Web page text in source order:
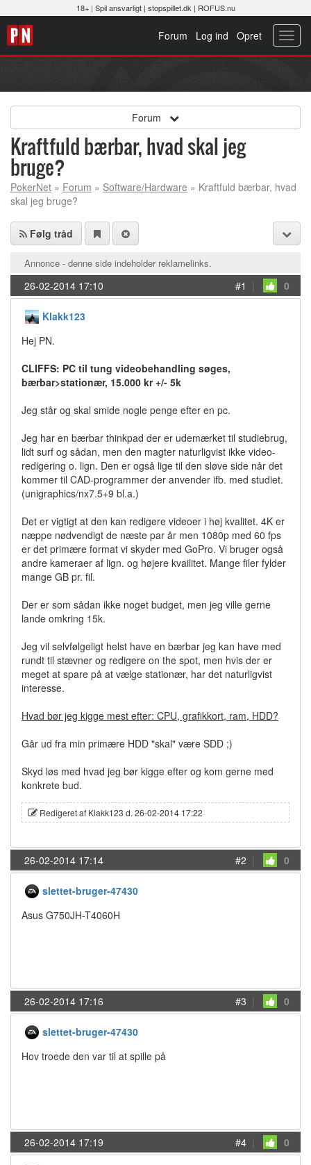
18+ | Spil ansvarligt| stopspillet.dk | ROFUS.nu
Opret
Log ind
Forum
Forum
Kraftfuld bærbar, hvad skal jeg
bruge?
PokerNet » Forum » Software/Hardware » Kraftfuld bærbar, hvad
skal jeg bruge?
Følg tråd
Annonce - denne side indeholder reklamelinks.
26-02-2014 17:10 #1 | 0
Klakk123
Hej PN.
CLIFFS: PC til tung videobehandling søges,
bærbar>stationær, 15.000 kr +/- 5k
Jeg står og skal smide nogle penge efter en pc.
Jeg har en bærbar thinkpad der er udemærket til studiebrug,
lidt surf og sådan, men den magter naturligvist ikke video-
redigering o. lign. Den er også lige til den sløve side når det
kommer til CAD-programmer der anvender ifb. med studiet.
(unigraphics/nx7.5+9 bl.a.)
Det er vigtigt at den kan redigere videoer i høj kvalitet. 4K er
næppe nødvendigt de næste par år men 1080p med 60 fps
er det primære format vi skyder med GoPro. Vi bruger også
andre kameraer af lign. og højere kvailitet. Mange filer fylder
mange GB pr. fil.
Der er som sådan ikke noget budget, men jeg ville gerne
lande omkring 15k.
Jeg vil selvfølgeligt helst have en bærbar jeg kan have med
rundt til stævner og redigere on the spot, men hvis der er
meget at spare på at vælge stationær, har det naturligvist
interesse.
Hvad bør jeg kigge mest efter: CPU, grafikkort, ram, HDD?
Går ud fra min primære HDD "skal" være SDD ;)
Skyd løs med hvad jeg bør kigge efter og kom gerne med
konkrete bud.
Redigeret af Klakk123 d. 26-02-2014 17:22
26-02-2014 17:14 #2 | 0
slettet-bruger-47430
Asus G750JH-T4060H
26-02-2014 17:16 #3 | 0
slettet-bruger-47430
Hov troede den var til at spille på
26-02-2014 17:19 #4 | 0